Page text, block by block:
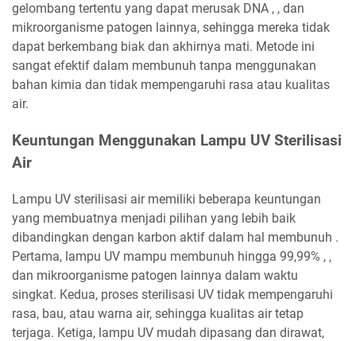
gelombang tertentu yang dapat merusak DNA , , dan
mikroorganisme patogen lainnya, sehingga mereka tidak
dapat berkembang biak dan akhirnya mati. Metode ini
sangat efektif dalam membunuh tanpa menggunakan
bahan kimia dan tidak mempengaruhi rasa atau kualitas
air.
Keuntungan Menggunakan Lampu UV Sterilisasi
Air
Lampu UV sterilisasi air memiliki beberapa keuntungan
yang membuatnya menjadi pilihan yang lebih baik
dibandingkan dengan karbon aktif dalam hal membunuh .
Pertama, lampu UV mampu membunuh hingga 99,99% , ,
dan mikroorganisme patogen lainnya dalam waktu
singkat. Kedua, proses sterilisasi UV tidak mempengaruhi
rasa, bau, atau warna air, sehingga kualitas air tetap
terjaga. Ketiga, lampu UV mudah dipasang dan dirawat,